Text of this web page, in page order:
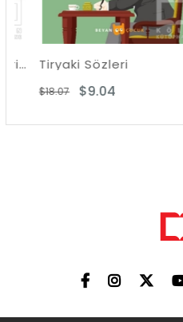
Tiryaki Sözleri
$9.04
$18.07